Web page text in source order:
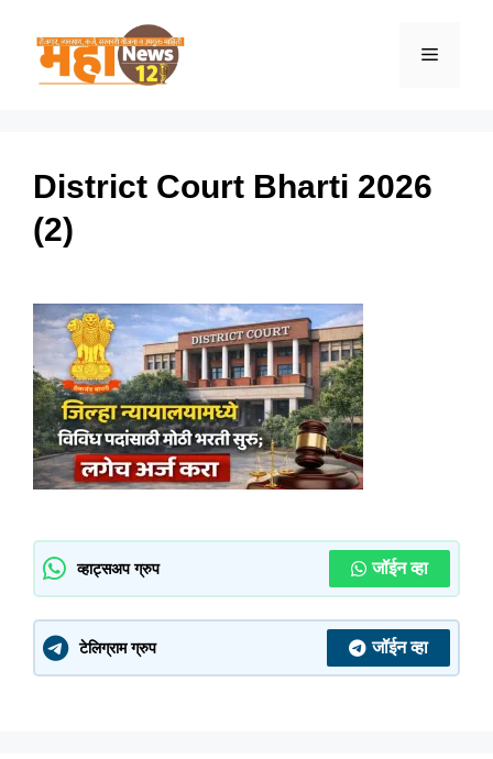
Menu
District Court Bharti 2026
(2)
व्हाट्सअप ग्रुप जॉईन व्हा
टेलिग्राम ग्रुप जॉईन व्हा